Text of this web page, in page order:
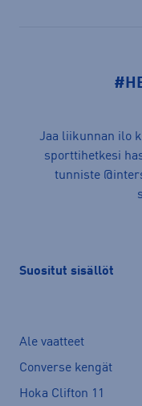
Jaa liikunnan ilo
sporttihetkesi
tunniste
Suositut sisällöt
Ale vaatteet
Converse kengät
Hoka Clifton 11